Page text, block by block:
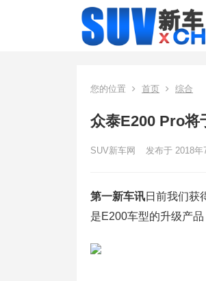
您的位置 首页 综合
众泰E200 Pro将
SUV新车网 发布于 2018年
第一新车讯日前我们获
是E200车型的升级产